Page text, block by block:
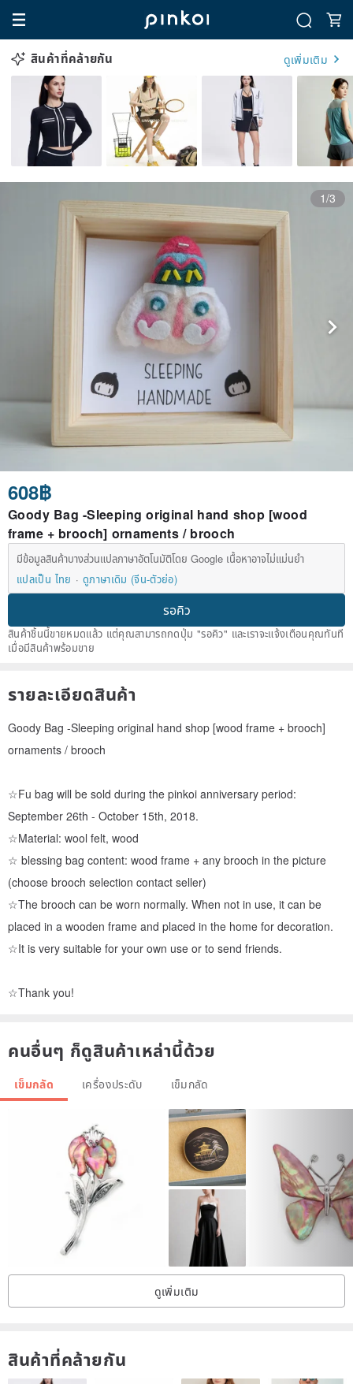
สินค้าที่คล้ายกัน ดูเพิ่มเติม
1/3
608฿
Goody Bag -Sleeping original hand shop [wood
frame + brooch] ornaments / brooch
มีข้อมูลสินค้าบางส่วนแปลภาษาอัตโนมัติโดย Google เนื้อหาอาจไม่แม่นยำ
แปลเป็น ไทย
ดูภาษาเดิม (จีน-ตัวย่อ)
รอคิว
สินค้าชิ้นนี้ขายหมดแล้ว แต่คุณสามารถกดปุ่ม "รอคิว" และเราจะแจ้งเตือนคุณทันที
เมื่อมีสินค้าพร้อมขาย
รายละเอียดสินค้า
Goody Bag -Sleeping original hand shop [wood frame + brooch]
ornaments / brooch
☆Fu bag will be sold during the pinkoi anniversary period:
September 26th - October 15th, 2018.
☆Material: wool felt, wood
☆ blessing bag content: wood frame + any brooch in the picture
(choose brooch selection contact seller)
☆The brooch can be worn normally. When not in use, it can be
placed in a wooden frame and placed in the home for decoration.
☆It is very suitable for your own use or to send friends.
☆Thank you!
คนอื่นๆ ก็ดูสินค้าเหล่านี้ด้วย
เข็มกลัด เครื่องประดับ เข็มกลัด
ดูเพิ่มเติม
สินค้าที่คล้ายกัน